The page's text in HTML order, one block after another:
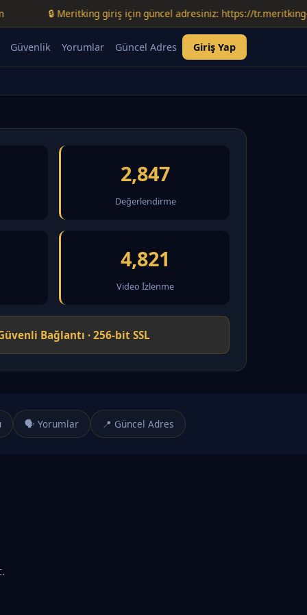
🔒 Meritking giriş için güncel adresiniz: https://tr.meritking-
Güvenlik Yorumlar Güncel Adres Giriş Yap
2,847
Değerlendirme
4,821
Video İzlenme
Bağlantı · 256-bit SSL
🗣️ Yorumlar 📍 Güncel Adres